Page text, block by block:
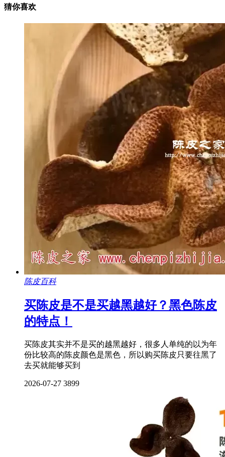
猜你喜欢
陈皮百科
买陈皮是不是买越黑越好？黑色陈皮
的特点！
买陈皮其实并不是买的越黑越好，很多人单纯的以为年
份比较高的陈皮颜色是黑色，所以购买陈皮只要往黑了
去买就能够买到
2026-07-27 3899